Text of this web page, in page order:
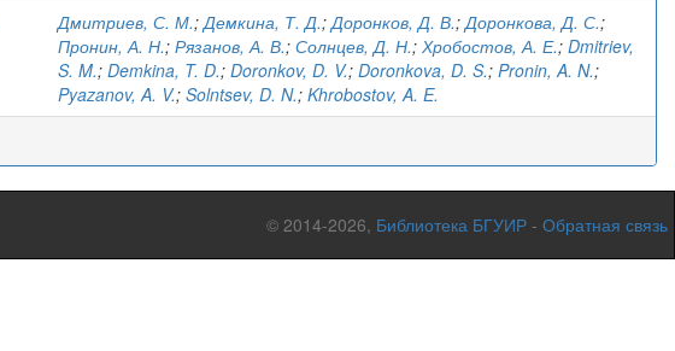
Дмитриев, С. М.;Демкина, Т. Д.;Доронков, Д. В.;Доронкова, Д. С.;
Пронин, А. Н.; Рязанов, А. В.; Солнцев, Д. Н.; Хробостов, А. Е.; Dmitriev,
S. M.; Demkina, T. D.; Doronkov, D. V.; Doronkova, D. S.; Pronin, A. N.;
Pyazanov, A. V.; Solntsev, D. N.; Khrobostov, A. E.
© 2014-2026, Библиотека БГУИР - Обратная связь